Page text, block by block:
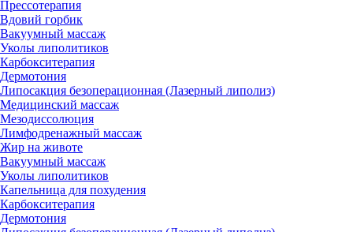
Прессотерапия
Вдовий горбик
Вакуумный массаж
Уколы липолитиков
Карбокситерапия
Дермотония
Липосакция безоперационная (Лазерный липолиз)
Медицинский массаж
Мезодиссолюция
Лимфодренажный массаж
Жир на животе
Вакуумный массаж
Уколы липолитиков
Капельница для похудения
Карбокситерапия
Дермотония